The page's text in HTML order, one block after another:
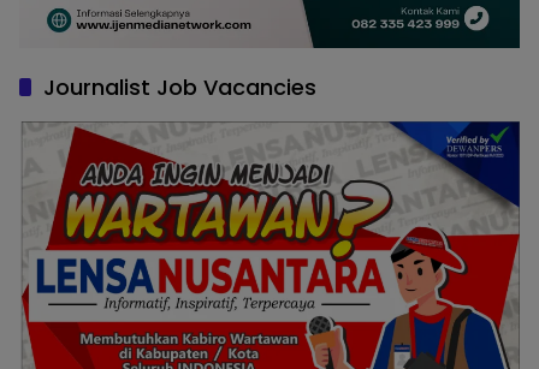
Journalist Job Vacancies